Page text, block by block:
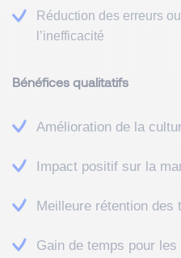
Réduction des erreurs
l’inefficacité
Bénéfices qualitatifs
Amélioration de la
Impact positif sur la
Meilleure rétention des
Gain de temps pour les